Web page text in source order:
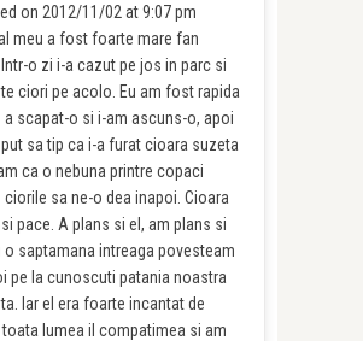
on 2012/11/02 at 9:07 pm
meu a fost foarte mare fan
o zi i-a cazut pe jos in parc si
ciori pe acolo. Eu am fost rapida
a scapat-o si i-am ascuns-o, apoi
sa tip ca i-a furat cioara suzeta
ca o nebuna printre copaci
ciorile sa ne-o dea inapoi. Cioara
pace. A plans si el, am plans si
o saptamana intreaga povesteam
pe la cunoscuti patania noastra
Iar el era foarte incantat de
lumea il compatimea si am